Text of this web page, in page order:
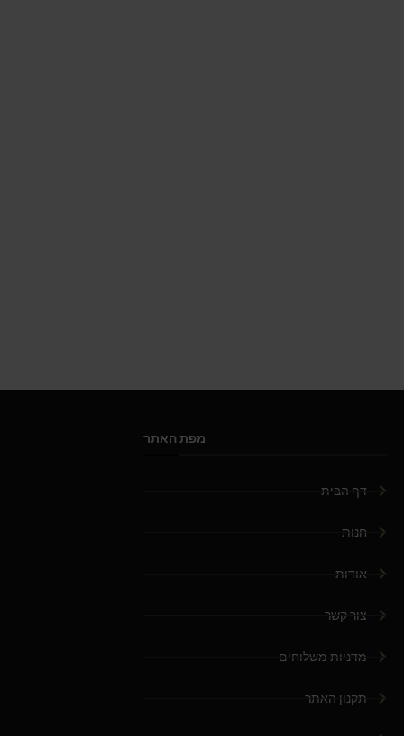
מפת האתר
דף הבית
חנות
אודות
צור קשר
מדניות משלוחים
תקנון האתר